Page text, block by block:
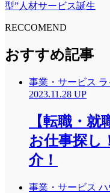
型”人材サービス誕生
RECCOMEND
おすすめ記事
事業・サービス
2023.11.28 UP
【転職・
お仕事探し
介！
事業・サービス ハ